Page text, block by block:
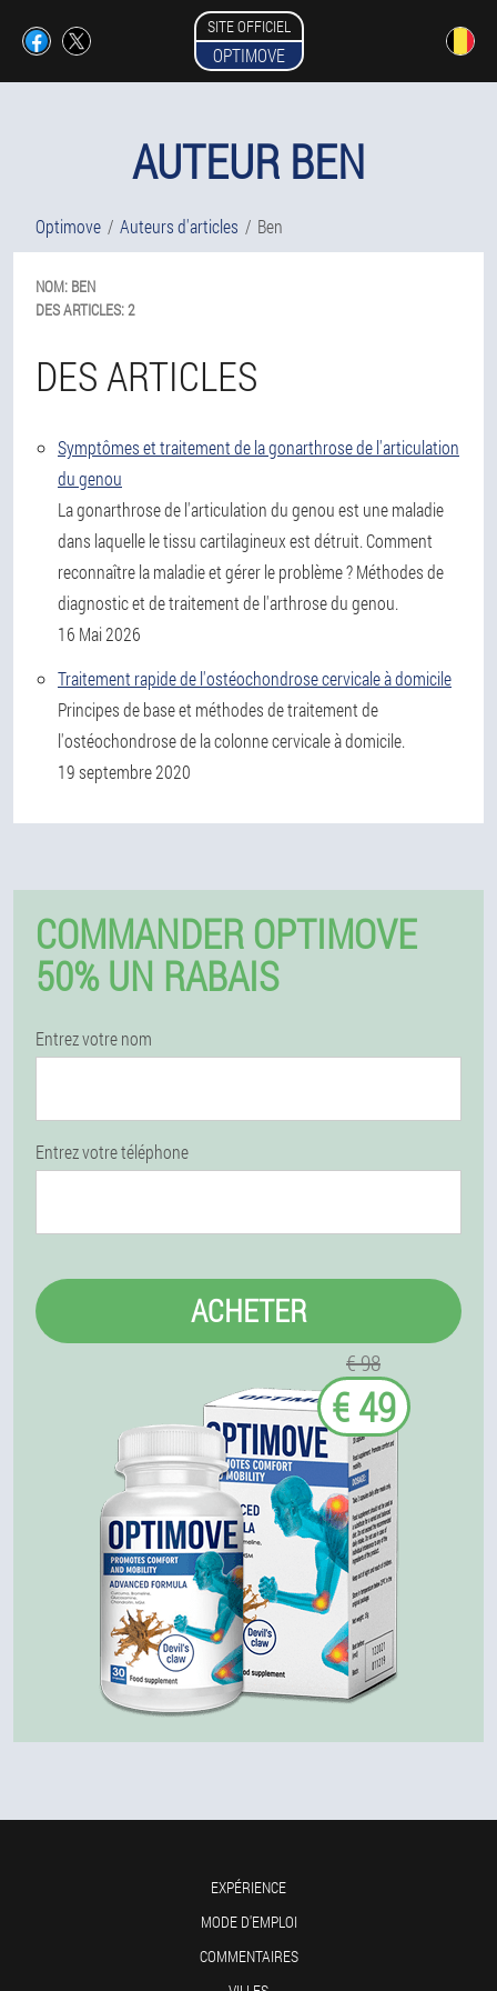
SITE OFFICIEL
OPTIMOVE
AUTEUR BEN
Optimove Auteurs d'articles Ben
NOM: BEN
DES ARTICLES:2
DES ARTICLES
Symptômes et traitement de la gonarthrose de l'articulation
du genou
La gonarthrose de l'articulation du genou est une maladie
dans laquelle le tissu cartilagineux est détruit. Comment
reconnaître la maladie et gérer le problème ? Méthodes de
diagnostic et de traitement de l'arthrose du genou.
16 Mai 2026
Traitement rapide de l'ostéochondrose cervicale à domicile
Principes de base et méthodes de traitement de
l'ostéochondrose de la colonne cervicale à domicile.
19 septembre 2020
COMMANDER OPTIMOVE
50% UN RABAIS
Entrez votre nom
Entrez votre téléphone
ACHETER
€ 98
€ 49
EXPÉRIENCE
MODE D'EMPLOI
COMMENTAIRES